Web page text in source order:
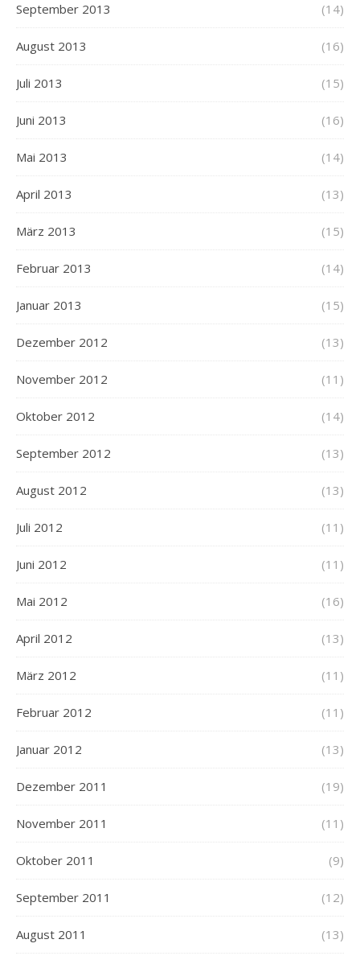
September 2013 (14)
August 2013 (16)
Juli 2013 (15)
Juni 2013 (16)
Mai 2013 (14)
April 2013 (13)
März 2013 (15)
Februar 2013 (14)
Januar 2013 (15)
Dezember 2012 (13)
November 2012 (11)
Oktober 2012 (14)
September 2012 (13)
August 2012 (13)
Juli 2012 (11)
Juni 2012 (11)
Mai 2012 (16)
April 2012 (13)
März 2012 (11)
Februar 2012 (11)
Januar 2012 (13)
Dezember 2011 (19)
November 2011 (11)
Oktober 2011 (9)
September 2011 (12)
August 2011 (13)